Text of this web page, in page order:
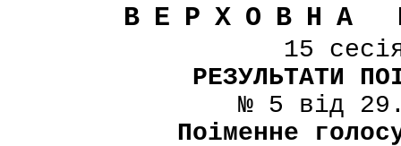
ВЕРХОВНА
15
РЕЗУЛЬТАТИ
№ 5 від
Поіменне